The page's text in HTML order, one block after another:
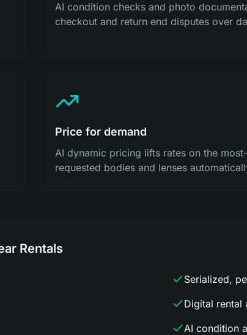
AI condition checks and photo
checkout and return end disputes over
Price for demand
AI dynamic pricing lifts rates on the most-
requested bodies and lenses
Rentals
Serialized,
Digital rental
AI condition